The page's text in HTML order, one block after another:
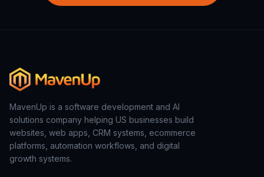
MavenUp is a software development and AI
solutions company helping US businesses build
websites, web apps, CRM systems, ecommerce
platforms, automation workflows, and digital
growth systems.